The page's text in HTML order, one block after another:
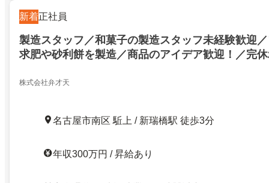
新着正社員
製造スタッフ／和菓子の製造スタッフ未経験歓迎
求肥や砂利餅を製造／商品のアイデア歓迎！／完
株式会社弁才天
名古屋市南区 駈上 / 新瑞橋駅 徒歩3分
年収300万円 / 昇給あり